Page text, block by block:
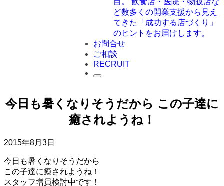
目。 飲食店・医院・物販店な
ど数多くの開業支援から見え
てきた「成功する店づくり」
のヒントをお届けします。
お問合せ
ご相談
RECRUIT
今日も暑くなりそうだから この子達に
癒されようね！
2015年8月3日
今日も暑くなりそうだから
この子達に癒されようね！
スタッフ増員検討中です！